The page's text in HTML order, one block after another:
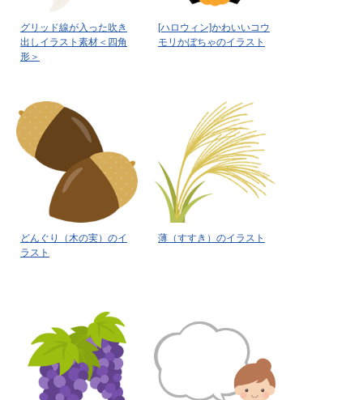
グリッド線が入った吹き
出しイラスト素材＜四角
形＞
[ハロウィン]かわいいコウ
モリかぼちゃのイラスト
どんぐり（木の実）のイ
ラスト
薄（すすき）のイラスト